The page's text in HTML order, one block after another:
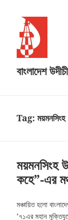
বাংলাদেশ
Tag:ময়মনসিংহ
ময়মনসিংহ
কহে”-এর
মঞ্চায়িত হলো
’৭১এর মহান